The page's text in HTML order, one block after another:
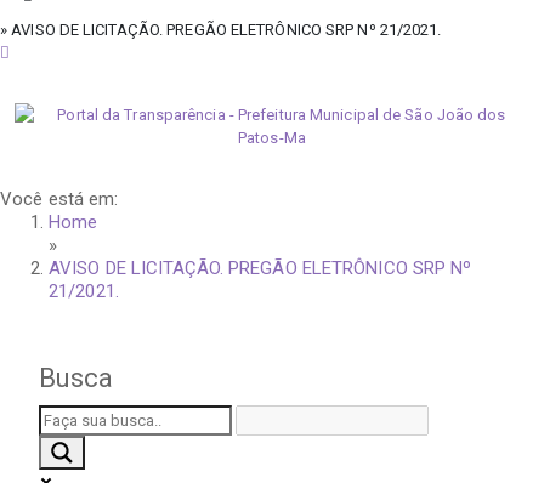
» AVISO DE LICITAÇÃO. PREGÃO ELETRÔNICO SRP Nº 21/2021.
Você está em:
Home
»
AVISO DE LICITAÇÃO. PREGÃO ELETRÔNICO SRP Nº
21/2021.
Busca